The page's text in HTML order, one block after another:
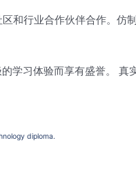
和行业合作伙伴合作。
学习体验而享有盛誉。
diploma.